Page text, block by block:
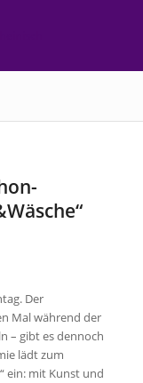
Der
Mal während der
– gibt es dennoch
lädt zum
ein: mit Kunst und